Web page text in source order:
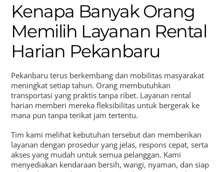
Kenapa Banyak Orang
Memilih Layanan Rental
Harian Pekanbaru
Pekanbaru terus berkembang dan mobilitas masyarakat
meningkat setiap tahun. Orang membutuhkan
transportasi yang praktis tanpa ribet. Layanan rental
harian memberi mereka fleksibilitas untuk bergerak ke
mana pun tanpa terikat jam tertentu.
Tim kami melihat kebutuhan tersebut dan memberikan
layanan dengan prosedur yang jelas, respons cepat, serta
akses yang mudah untuk semua pelanggan. Kami
menyediakan kendaraan bersih, wangi, nyaman, dan siap